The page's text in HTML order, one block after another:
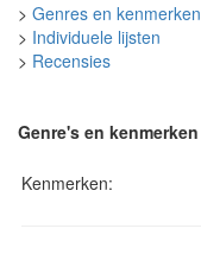
> Genres en kenmerken
> Individuele lijsten
> Recensies
Genre's en kenmerken
Kenmerken: